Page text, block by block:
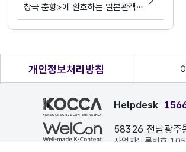
창극 춘향>에 환호하는 일본관객
들
개인정보처리방침
Helpdesk
58326 전남광주
사업자등록번호